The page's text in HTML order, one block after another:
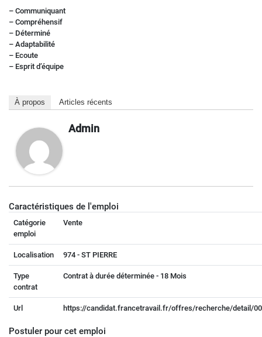
– Communiquant
– Compréhensif
– Déterminé
– Adaptabilité
– Ecoute
– Esprit d’équipe
À propos Articles récents
Admin
Caractéristiques de l'emploi
Catégorie
emploi
Vente
Localisation 974 - ST PIERRE
Type
contrat
Contrat à durée déterminée - 18 Mois
Url https://candidat.francetravail.fr/offres/recherche/detail/
Postuler pour cet emploi